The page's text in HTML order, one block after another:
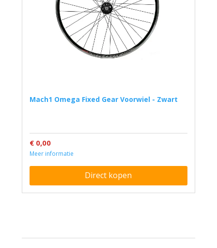
Mach1 Omega Fixed Gear Voorwiel - Zwart
€ 0,00
Meer informatie
Direct kopen